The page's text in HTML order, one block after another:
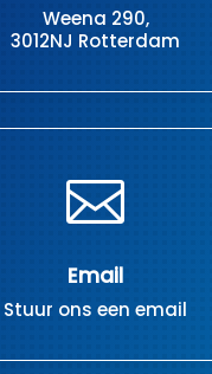
Weena 290,
3012NJ Rotterdam

Email
Stuur ons een email